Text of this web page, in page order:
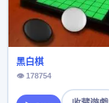
黑白棋
👁 178754